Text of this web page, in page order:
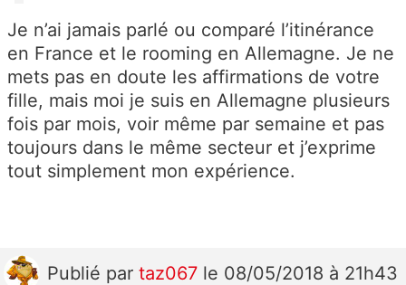
Je n’ai jamais parlé ou comparé l’itinérance
en France et le rooming en Allemagne. Je ne
mets pas en doute les affirmations de votre
fille, mais moi je suis en Allemagne plusieurs
fois par mois, voir même par semaine et pas
toujours dans le même secteur et j’exprime
tout simplement mon expérience.
Publié par taz067 le 08/05/2018 à 21h43